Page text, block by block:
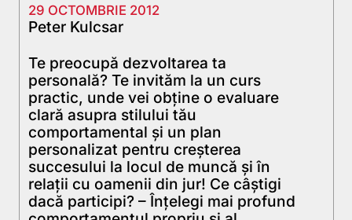
29 OCTOMBRIE 2012
Peter Kulcsar
Te preocupă dezvoltarea ta
personală? Te invităm la un curs
practic, unde vei obține o evaluare
clară asupra stilului tău
comportamental și un plan
personalizat pentru creșterea
succesului la locul de muncă și în
relații cu oamenii din jur! Ce câștigi
dacă participi? – Înțelegi mai profund